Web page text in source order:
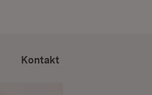
Kontakt